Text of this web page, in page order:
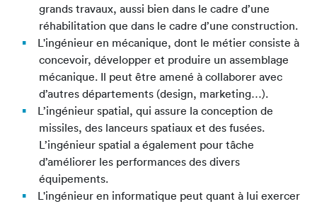
grands travaux, aussi bien dans le cadre d’une
réhabilitation que dans le cadre d’une construction.
L'ingénieur en mécanique, dont le métier consiste à
concevoir, développer et produire un assemblage
mécanique. Il peut être amené à collaborer avec
d’autres départements (design, marketing…).
L’ingénieur spatial, qui assure la conception de
missiles, des lanceurs spatiaux et des fusées.
L’ingénieur spatial a également pour tâche
d’améliorer les performances des divers
équipements.
L'ingénieur en informatique peut quant à lui exercer